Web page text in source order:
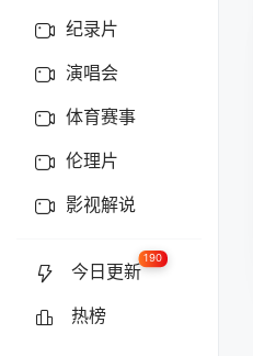
纪录片
演唱会
体育赛事
伦理片
影视解说
今日更新
190
热榜